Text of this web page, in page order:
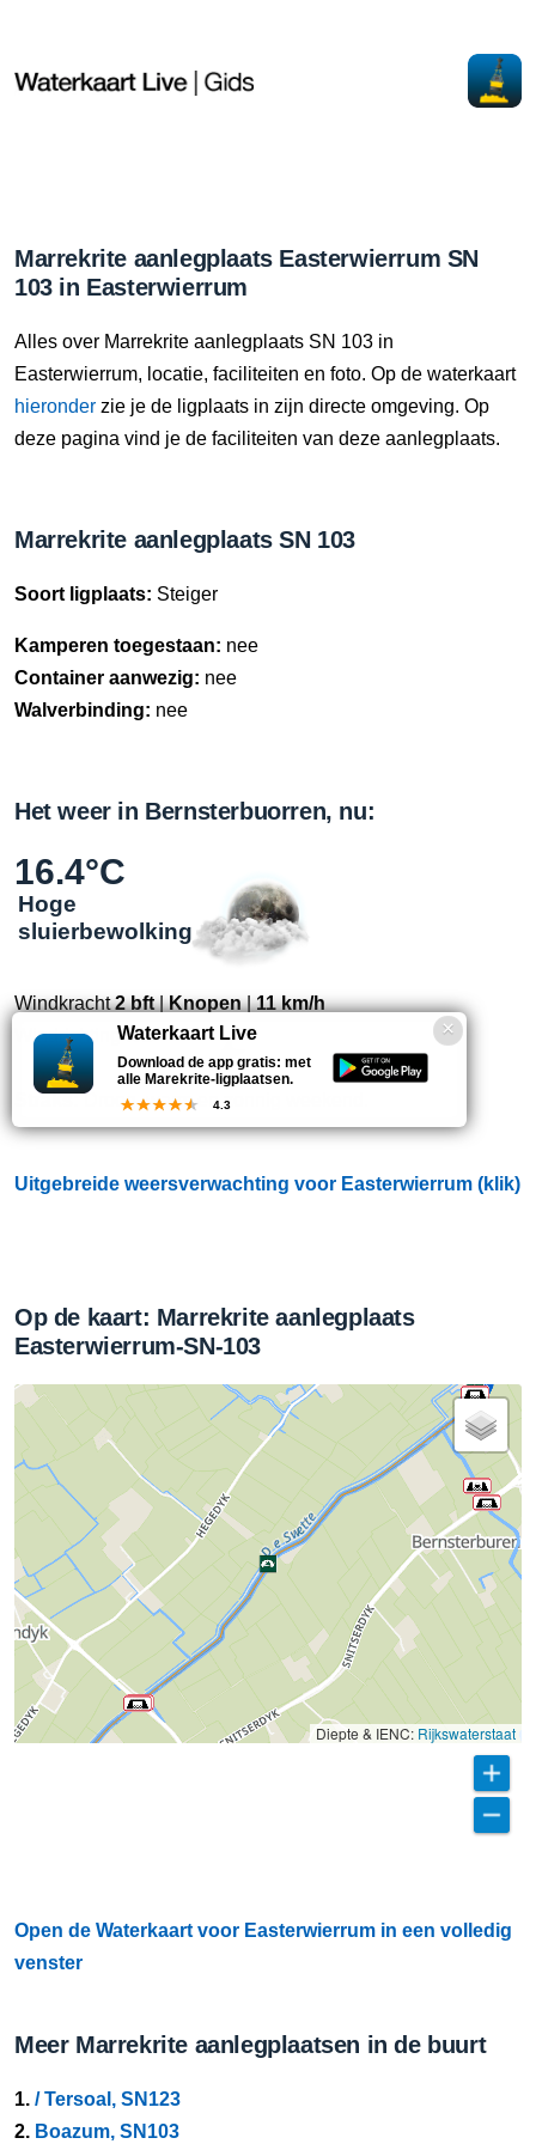
Marrekrite aanlegplaats Easterwierrum SN
103 in Easterwierrum
Alles over Marrekrite aanlegplaats SN 103 in
Easterwierrum, locatie, faciliteiten en foto. Op de waterkaart
hieronder zie je de ligplaats in zijn directe omgeving. Op
deze pagina vind je de faciliteiten van deze aanlegplaats.
Marrekrite aanlegplaats SN 103
Soort ligplaats: Steiger
Kamperen toegestaan: nee
Container aanwezig: nee
Walverbinding: nee
Het weer in Bernsterbuorren, nu:
16.4°C
Hoge
sluierbewolking
Windkracht2 bft|Knopen|11 km/h
WindrichtingNO
Straks:Droog, warm en zonnig weekend.
Uitgebreide weersverwachting voor Easterwierrum (klik)
Op de kaart: Marrekrite aanlegplaats
Easterwierrum-SN-103
Diepte & IENC: Rijkswaterstaat
Open de Waterkaart voor Easterwierrum in een volledig
venster
Meer Marrekrite aanlegplaatsen in de buurt
1. / Tersoal, SN123
2. Boazum, SN103
Waterkaart Live
Download de app gratis: met
alle Marekrite-ligplaatsen.
4.3